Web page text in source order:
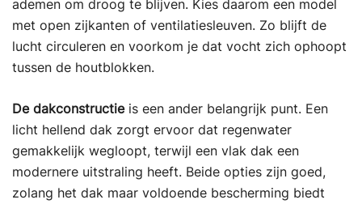
ademen om droog te blijven. Kies daarom een model
met open zijkanten of ventilatiesleuven. Zo blijft de
lucht circuleren en voorkom je dat vocht zich ophoopt
tussen de houtblokken.
De dakconstructieis een ander belangrijk punt. Een
licht hellend dak zorgt ervoor dat regenwater
gemakkelijk wegloopt, terwijl een vlak dak een
modernere uitstraling heeft. Beide opties zijn goed,
zolang het dak maar voldoende bescherming biedt